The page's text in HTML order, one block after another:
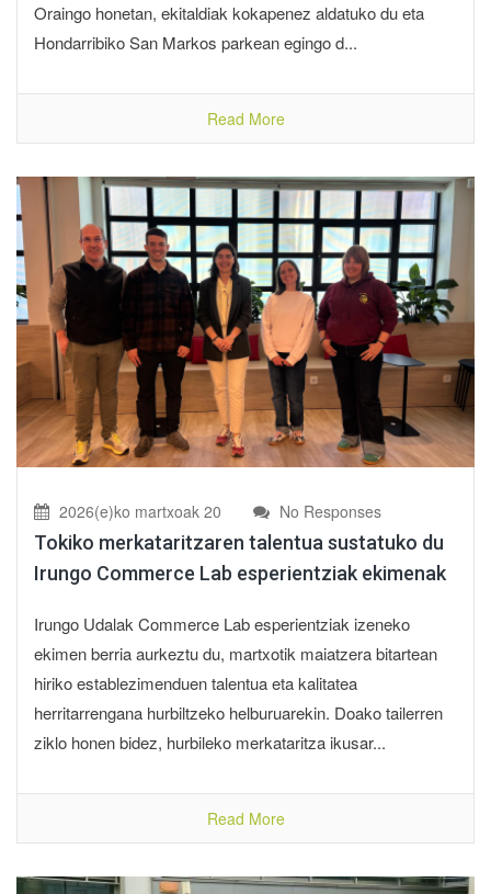
Oraingo honetan, ekitaldiak kokapenez aldatuko du eta
Hondarribiko San Markos parkean egingo d...
Read More
2026(e)ko martxoak 20 No Responses
Tokiko merkataritzaren talentua sustatuko du
Irungo Commerce Lab esperientziak ekimenak
Irungo Udalak Commerce Lab esperientziak izeneko
ekimen berria aurkeztu du, martxotik maiatzera bitartean
hiriko establezimenduen talentua eta kalitatea
herritarrengana hurbiltzeko helburuarekin. Doako tailerren
ziklo honen bidez, hurbileko merkataritza ikusar...
Read More